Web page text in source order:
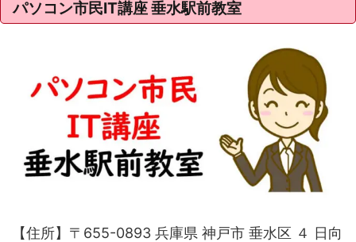
パソコン市民IT講座 垂水駅前教室
【住所】〒655-0893 兵庫県 神戸市 垂水区 ４ 日向